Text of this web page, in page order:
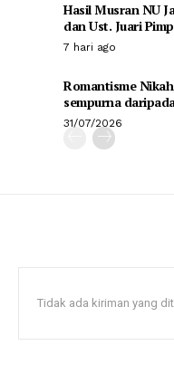
Hasil Musran NU
dan Ust. Juari
7 hari ago
Romantisme
sempurna
31/07/2026
Tidak ada kiriman yang